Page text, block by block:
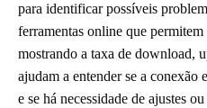
para identificar possíveis
ferramentas online que
mostrando a taxa de download,
ajudam a entender se a conexão
e se há necessidade de ajustes